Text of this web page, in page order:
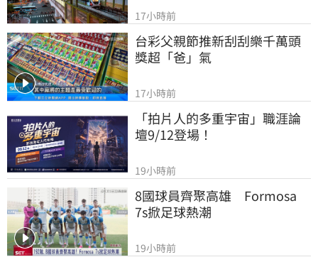
17小時前
台彩父親節推新刮刮樂千萬頭
獎超「爸」氣
17小時前
「拍片人的多重宇宙」職涯論
壇9/12登場！
19小時前
8國球員齊聚高雄　Formosa
7s掀足球熱潮
19小時前